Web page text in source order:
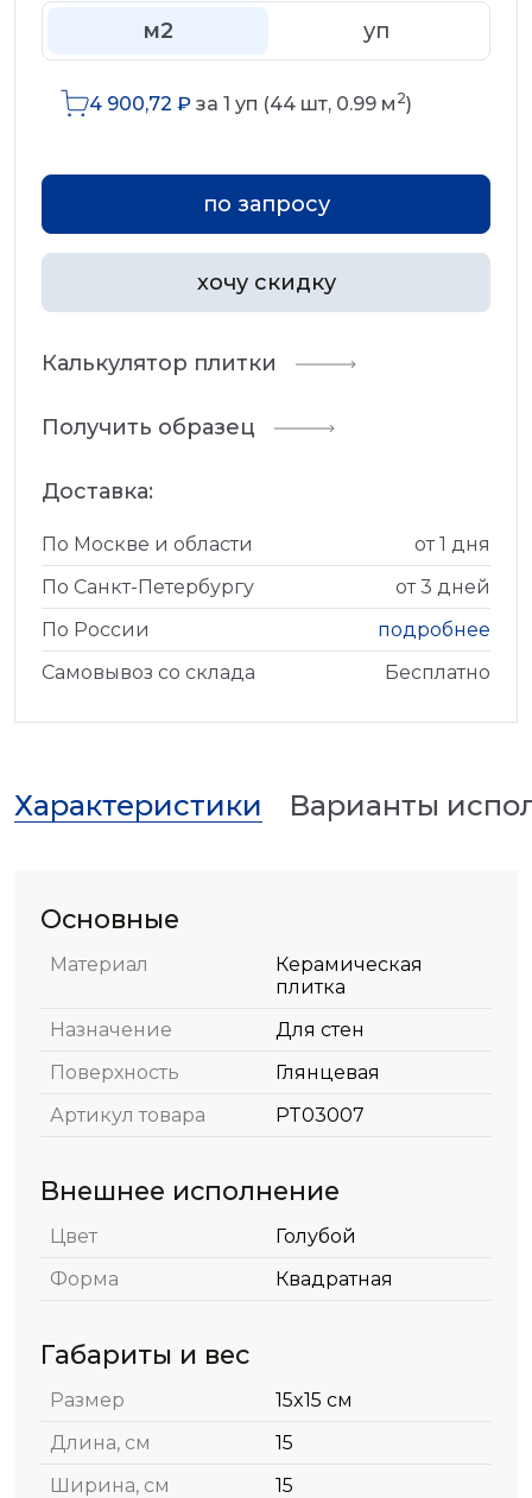
м2 уп
4 900,72 ₽ за 1 уп (44 шт, 0.99 м 2)
по запросу
хочу скидку
Калькулятор плитки
Получить образец
Доставка:
По Москве и области
от 1 дня
По Санкт-Петербургу
от 3 дней
По России
подробнее
Самовывоз со склада
Бесплатно
Характеристики Варианты
Основные
Материал
Керамическая
плитка
Назначение
Для стен
Поверхность
Глянцевая
Артикул товара
PT03007
Внешнее исполнение
Цвет
Голубой
Форма
Квадратная
Габариты и вес
Размер
15x15 см
Длина, см
15
Ширина, см
15